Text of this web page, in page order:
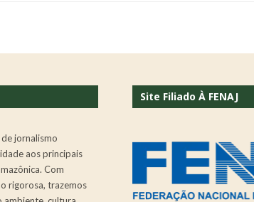
jornalismo
aos principais
Com
rigorosa, trazemos
Site Filiado À FENAJ